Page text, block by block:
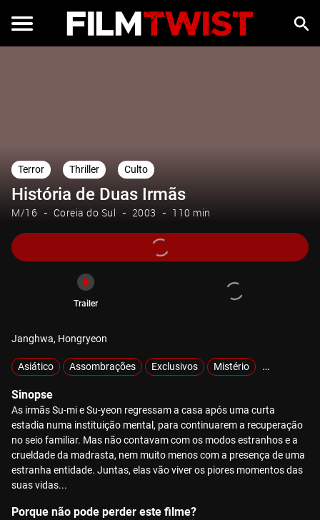
Terror Thriller Culto
História de Duas Irmãs
M/16 Coreia do Sul 2003 110 min
Trailer
Janghwa, Hongryeon
Asiático Assombrações Exclusivos Mistério
Sinopse
As irmãs Su-mi e Su-yeon regressam a casa após uma curta
estadia numa instituição mental, para continuarem a recuperação
no seio familiar. Mas não contavam com os modos estranhos e a
crueldade da madrasta, nem muito menos com a presença de uma
estranha entidade. Juntas, elas vão viver os piores momentos das
suas vidas...
Porque não pode perder este filme?